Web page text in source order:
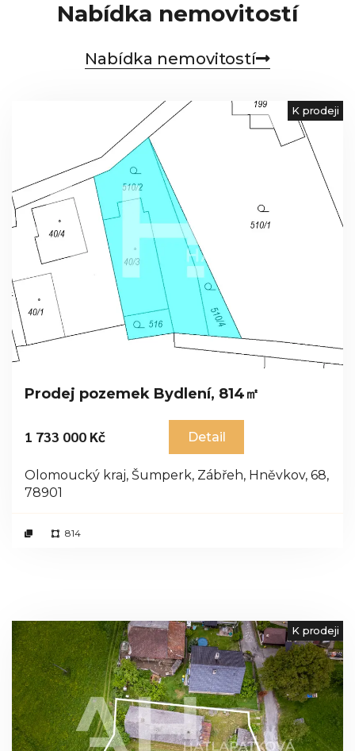
Nabídka nemovitostí
Nabídka nemovitostí
Prodej pozemek Bydlení, 814㎡
1 733 000 Kč Detail
Olomoucký kraj, Šumperk, Zábřeh, Hněvkov, 68,
78901
K prodeji
814
K prodeji